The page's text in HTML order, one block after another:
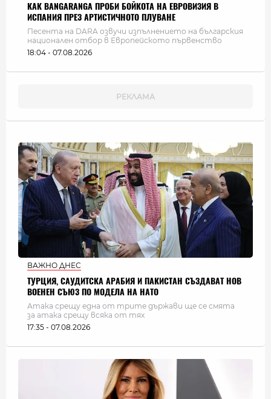
КАК BANGARANGA ПРОБИ БОЙКОТА НА ЕВРОВИЗИЯ В
ИСПАНИЯ ПРЕЗ АРТИСТИЧНОТО ПЛУВАНЕ
Песента на DARA озвучи изпълнението на българския
национален отбор в Европейското първенство
18:04 - 07.08.2026
ВАЖНО ДНЕС
ТУРЦИЯ, САУДИТСКА АРАБИЯ И ПАКИСТАН СЪЗДАВАТ НОВ
ВОЕНЕН СЪЮЗ ПО МОДЕЛА НА НАТО
Атака срещу една от трите държави ще се смята
за атака срещу всяка от тях
17:35 - 07.08.2026